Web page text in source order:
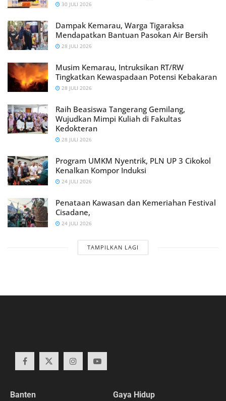
30 JULI 2026
Dampak Kemarau, Warga Tigaraksa
Mendapatkan Bantuan Pasokan Air Bersih
28 JULI 2026
Musim Kemarau, Intruksikan RT/RW
Tingkatkan Kewaspadaan Potensi Kebakaran
28 JULI 2026
Raih Beasiswa Tangerang Gemilang,
Wujudkan Mimpi Kuliah di Fakultas
Kedokteran
28 JULI 2026
Program UMKM Nyentrik, PLN UP 3 Cikokol
Kenalkan Kompor Induksi
24 JULI 2026
Penataan Kawasan dan Kemeriahan Festival
Cisadane,
24 JULI 2026
TAMPILKAN LAGI
Banten Gaya Hidup